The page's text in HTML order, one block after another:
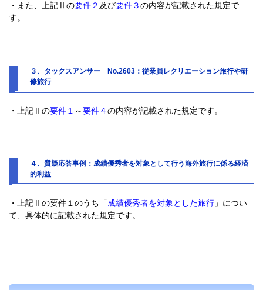
・また、上記Ⅱの要件２ 及び要件３の内容が記載された規定で
す。
３、タックスアンサー No.2603：従業員レクリエーション旅行や研
修旅行
・上記Ⅱの要件１ ～要件４の内容が記載された規定です。
４、質疑応答事例：成績優秀者を対象として行う海外旅行に係る経済
的利益
・上記Ⅱの要件１のうち「成績優秀者を対象とした旅行 」につい
て、具体的に記載された規定です。